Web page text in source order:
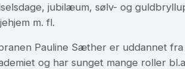
jubilæum, sølv- og
m. fl.
Pauline Sæther er uddannet
og har sunget mange roller